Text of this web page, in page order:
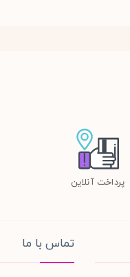
پرداخت آنلاین
تماس با ما